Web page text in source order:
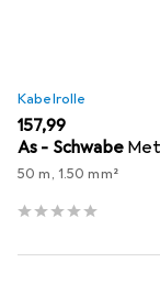
Kabelrolle
EUR
157,99
As - Schwabe
50 m, 1.50 mm²